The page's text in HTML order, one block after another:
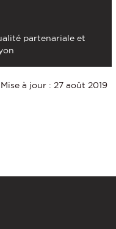
partenariale et
Mise à jour : 27 août 2019